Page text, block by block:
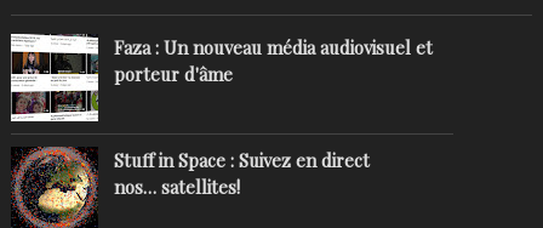
Faza : Un nouveau média audiovisuel et
porteur d'âme
Stuff in Space : Suivez en direct
nos… satellites!